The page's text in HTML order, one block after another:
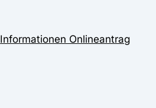
Informationen Onlineantrag